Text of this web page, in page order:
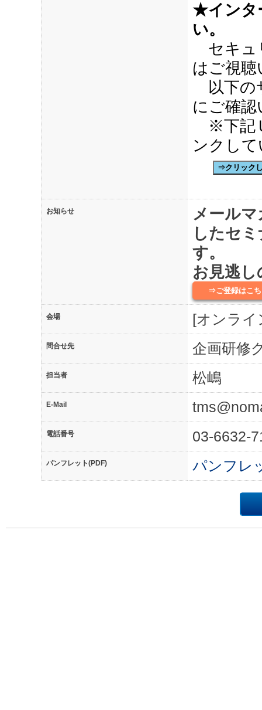
★インタ
い。
セキュ
はご視
以下の
にご確
※下記
ンクし
⇒クリック
お知らせ
メール
したセ
す。
お見逃
⇒ご登録はこ
会場 [オンラ
問合せ先 企画研修
担当者 松嶋
E-Mail
電話番号 03-6632-
パンフレット(PDF) パンフレ